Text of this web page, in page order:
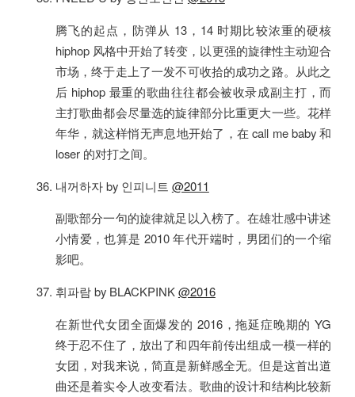
腾飞的起点，防弹从 13，14 时期比较浓重的硬核
hiphop 风格中开始了转变，以更强的旋律性主动迎合
市场，终于走上了一发不可收拾的成功之路。从此之
后 hiphop 最重的歌曲往往都会被收录成副主打，而
主打歌曲都会尽量选的旋律部分比重更大一些。花样
年华，就这样悄无声息地开始了，在 call me baby 和
loser 的对打之间。
내꺼하자 by 인피니트 @2011
副歌部分一句的旋律就足以入榜了。在雄壮感中讲述
小情爱，也算是 2010 年代开端时，男团们的一个缩
影吧。
휘파람 by BLACKPINK@2016
在新世代女团全面爆发的 2016，拖延症晚期的 YG
终于忍不住了，放出了和四年前传出组成一模一样的
女团，对我来说，简直是新鲜感全无。但是这首出道
曲还是着实令人改变看法。歌曲的设计和结构比较新